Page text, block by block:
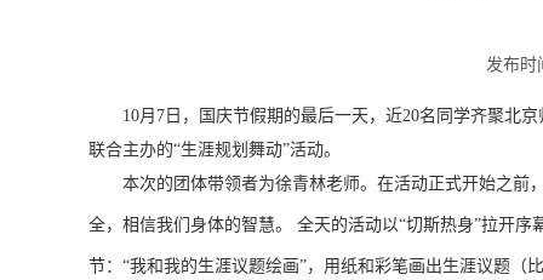
发布
10月7日，国庆节假期的最后一天，近20名同学齐聚北
联合主办的“生涯规划舞动”活动。
本次的团体带领者为徐青林老师。在活动正式开始之前
全，相信我们身体的智慧。 全天的活动以“切斯热身”拉开
节：“我和我的生涯议题绘画”，用纸和彩笔画出生涯议题